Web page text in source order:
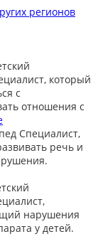
регионов
который
с
отношения с
Специалист,
речь и
нарушения
у детей.